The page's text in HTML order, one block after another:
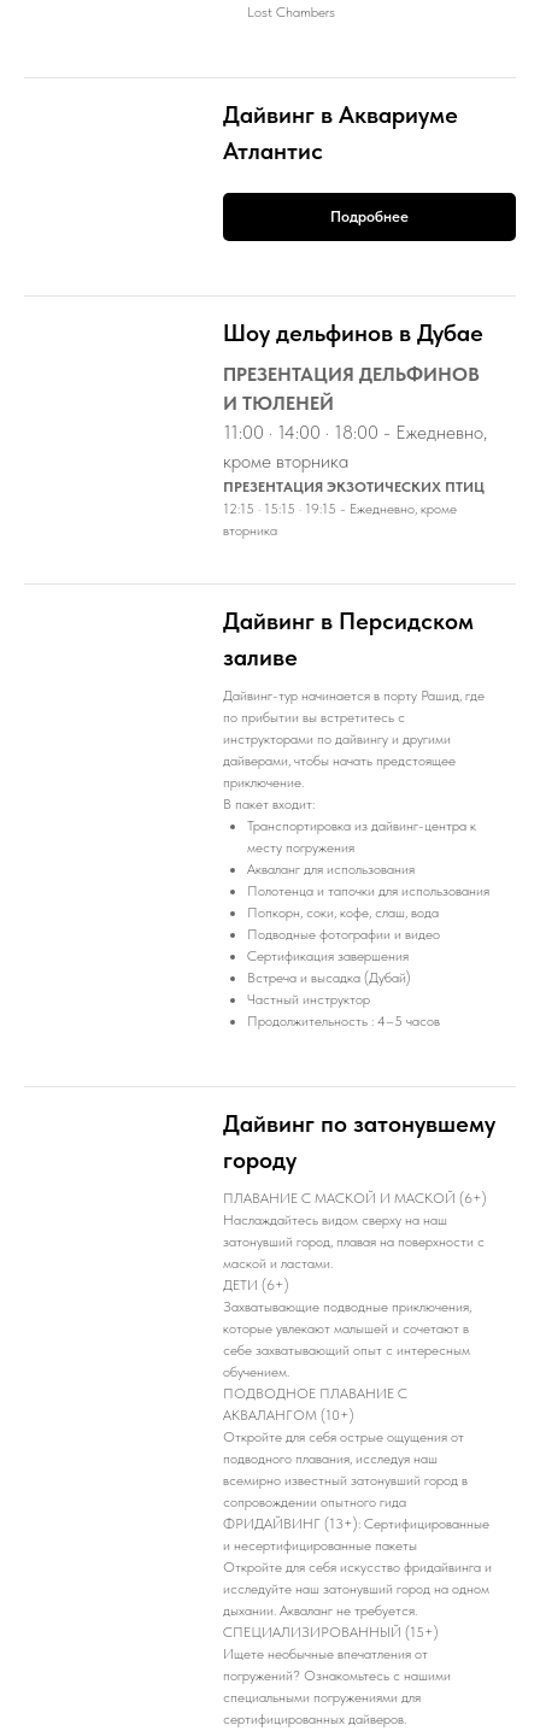
Lost Chambers
Дайвинг в Аквариуме
Атлантис
Подробнее
Шоу дельфинов в Дубае
ПРЕЗЕНТАЦИЯ ДЕЛЬФИНОВ
И ТЮЛЕНЕЙ
11:00 · 14:00 · 18:00 - Ежедневно,
кроме вторника
ПРЕЗЕНТАЦИЯ ЭКЗОТИЧЕСКИХ ПТИЦ
12:15 · 15:15 · 19:15 - Ежедневно, кроме
вторника
Дайвинг в Персидском
заливе
Дайвинг-тур начинается в порту Рашид, где
по прибытии вы встретитесь с
инструкторами по дайвингу и другими
дайверами, чтобы начать предстоящее
приключение.
В пакет входит:
Транспортировка из дайвинг-центра к
месту погружения
Акваланг для использования
Полотенца и тапочки для использования
Попкорн, соки, кофе, слаш, вода
Подводные фотографии и видео
Сертификация завершения
Встреча и высадка (Дубай)
Частный инструктор
Продолжительность : 4–5 часов
Дайвинг по затонувшему
городу
ПЛАВАНИЕ С МАСКОЙ И МАСКОЙ (6+)
Наслаждайтесь видом сверху на наш
затонувший город, плавая на поверхности с
маской и ластами.
ДЕТИ (6+)
Захватывающие подводные приключения,
которые увлекают малышей и сочетают в
себе захватывающий опыт с интересным
обучением.
ПОДВОДНОЕ ПЛАВАНИЕ С
АКВАЛАНГОМ (10+)
Откройте для себя острые ощущения от
подводного плавания, исследуя наш
всемирно известный затонувший город в
сопровождении опытного гида
ФРИДАЙВИНГ (13+): Сертифицированные
и несертифицированные пакеты
Откройте для себя искусство фридайвинга и
исследуйте наш затонувший город на одном
дыхании. Акваланг не требуется.
СПЕЦИАЛИЗИРОВАННЫЙ (15+)
Ищете необычные впечатления от
погружений? Ознакомьтесь с нашими
специальными погружениями для
сертифицированных дайверов.